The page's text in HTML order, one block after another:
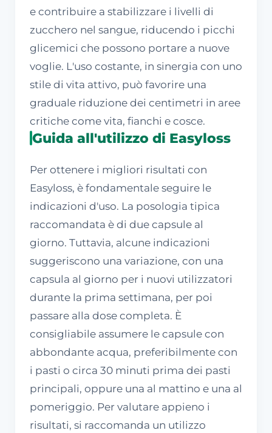
e contribuire a stabilizzare i livelli di
zucchero nel sangue, riducendo i picchi
glicemici che possono portare a nuove
voglie. L'uso costante, in sinergia con uno
stile di vita attivo, può favorire una
graduale riduzione dei centimetri in aree
critiche come vita, fianchi e cosce.
Guida all'utilizzo di Easyloss
Per ottenere i migliori risultati con
Easyloss, è fondamentale seguire le
indicazioni d'uso. La posologia tipica
raccomandata è di due capsule al
giorno. Tuttavia, alcune indicazioni
suggeriscono una variazione, con una
capsula al giorno per i nuovi utilizzatori
durante la prima settimana, per poi
passare alla dose completa. È
consigliabile assumere le capsule con
abbondante acqua, preferibilmente con
i pasti o circa 30 minuti prima dei pasti
principali, oppure una al mattino e una al
pomeriggio. Per valutare appieno i
risultati, si raccomanda un utilizzo